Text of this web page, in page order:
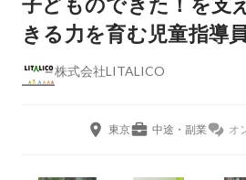
きる力を育む児童指導
株式会社LITALICO
東京 中途・副業 オ